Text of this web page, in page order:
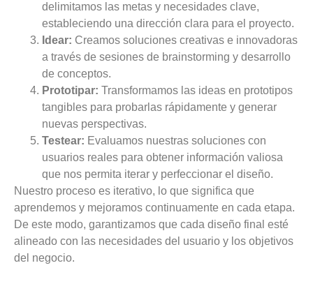
delimitamos las metas y necesidades clave,
estableciendo una dirección clara para el proyecto.
Idear: Creamos soluciones creativas e innovadoras
a través de sesiones de brainstorming y desarrollo
de conceptos.
Prototipar: Transformamos las ideas en prototipos
tangibles para probarlas rápidamente y generar
nuevas perspectivas.
Testear: Evaluamos nuestras soluciones con
usuarios reales para obtener información valiosa
que nos permita iterar y perfeccionar el diseño.
Nuestro proceso es iterativo, lo que significa que
aprendemos y mejoramos continuamente en cada etapa.
De este modo, garantizamos que cada diseño final esté
alineado con las necesidades del usuario y los objetivos
del negocio.